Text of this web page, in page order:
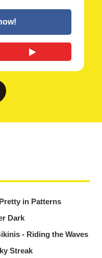
in Patterns
Dark
- Riding the Waves
Streak